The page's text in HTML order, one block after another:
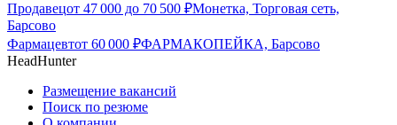
Продавецот 47 000 до 70 500 ₽Монетка, Торговая сеть,
Барсово
Фармацевтот 60 000 ₽ФАРМАКОПЕЙКА, Барсово
HeadHunter
Размещение вакансий
Поиск по резюме